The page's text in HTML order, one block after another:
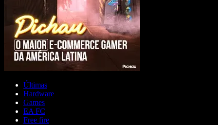
Últimas
Hardware
Games
EA FC
Free fire